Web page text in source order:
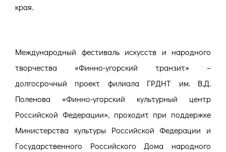
края.
Международный фестиваль искусств и народного
творчества «Финно-угорский транзит» –
долгосрочный проект филиала ГРДНТ им. В.Д.
Поленова «Финно-угорский культурный центр
Российской Федерации», проходит при поддержке
Министерства культуры Российской Федерации и
Государственного Российского Дома народного